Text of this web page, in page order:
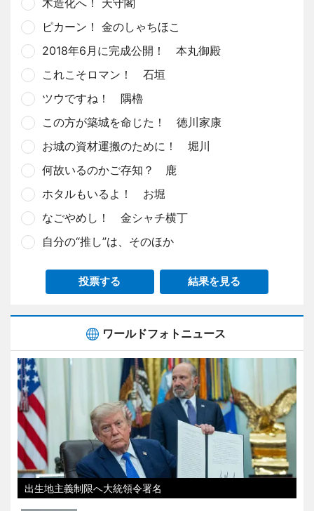
ピカーン！ 金のしゃちほこ
2018年6月に完成公開！ 本丸御殿
これこそロマン！ 石垣
ツウですね！ 隅櫓
この方が築城を命じた！ 徳川家康
お城の資材運搬のために！ 堀川
何故いるのかご存知？ 鹿
ホタルもいるよ！ お堀
なごやめし！ 金シャチ横丁
自分の“推し”は、そのほか
投票する 結果を見る
ワールドフォトニュース
出生地主義制限へ大統領令署名